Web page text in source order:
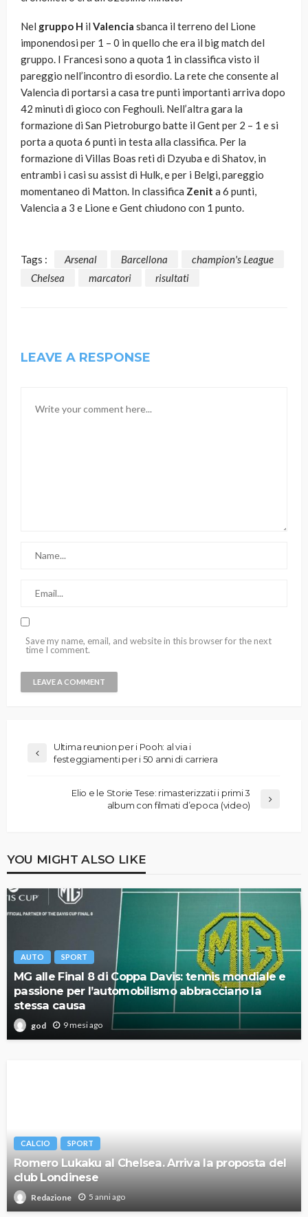
Nel gruppo H il Valencia sbanca il terreno del Lione
imponendosi per 1 – 0 in quello che era il big match del
gruppo. I Francesi sono a quota 1 in classifica visto il
pareggio nell’incontro di esordio. La rete che consente al
Valencia di portarsi a casa tre punti importanti arriva dopo
42 minuti di gioco con Feghouli. Nell’altra gara la
formazione di San Pietroburgo batte il Gent per 2 – 1 e si
porta a quota 6 punti in testa alla classifica. Per la
formazione di Villas Boas reti di Dzyuba e di Shatov, in
entrambi i casi su assist di Hulk, e per i Belgi, pareggio
momentaneo di Matton. In classifica Zenit a 6 punti,
Valencia a 3 e Lione e Gent chiudono con 1 punto.
Tags : Arsenal Barcellona
champion's League
Chelsea
marcatori risultati
LEAVE A RESPONSE
Save my name, email, and website in this browser for the next
time I comment.
Ultima reunion per i Pooh: al via i
festeggiamenti per i 50 anni di carriera
Elio e le Storie Tese: rimasterizzati i primi 3
album con filmati d’epoca (video)
YOU MIGHT ALSO LIKE
AUTO SPORT
MG alle Final 8 di Coppa Davis: tennis mondiale e
passione per l’automobilismo abbracciano la
stessa causa
god 9 mesi ago
CALCIO SPORT
Romero Lukaku al Chelsea. Arriva la proposta del
club Londinese
Redazione 5 anni ago